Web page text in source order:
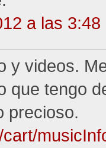
a las 3:48
y videos.
que tengo
precioso.